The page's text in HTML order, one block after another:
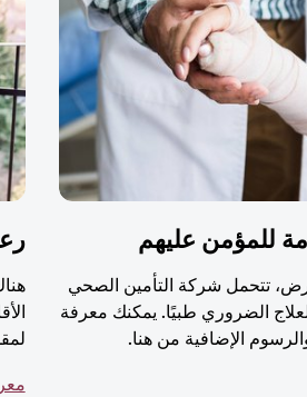
للمؤمن عليهم
تتحمل شركة التأمين الصحي
الضروري طبيًا. يمكنك معرفة
الإضافية من هنا.